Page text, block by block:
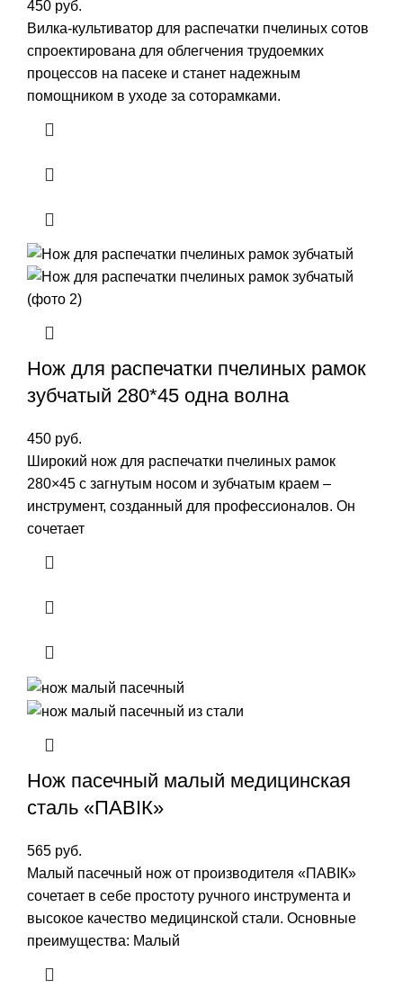
450 руб.
Вилка-культиватор для распечатки пчелиных сотов
спроектирована для облегчения трудоемких
процессов на пасеке и станет надежным
помощником в уходе за соторамками.
Нож для распечатки пчелиных рамок
зубчатый 280*45 одна волна
450 руб.
Широкий нож для распечатки пчелиных рамок
280×45 с загнутым носом и зубчатым краем –
инструмент, созданный для профессионалов. Он
сочетает
Нож пасечный малый медицинская
сталь «ПАВIК»
565 руб.
Малый пасечный нож от производителя «ПАВIК»
сочетает в себе простоту ручного инструмента и
высокое качество медицинской стали. Основные
преимущества: Малый